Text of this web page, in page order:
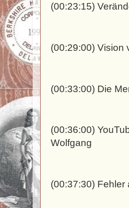
(00:23:15)
(00:29:00) Vision
(00:33:00) Die
(00:36:00)
Wolfgang
(00:37:30)